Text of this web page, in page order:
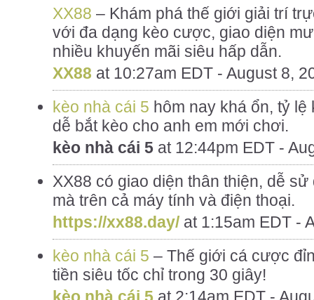
XX88 – Khám phá thế giới giải trí
với đa dạng kèo cược, giao diện
nhiều khuyến mãi siêu hấp dẫn.
XX88 at 10:27am EDT - August 8,
kèo nhà cái 5 hôm nay khá ổn, tỷ
dễ bắt kèo cho anh em mới chơi.
kèo nhà cái 5 at 12:44pm EDT -
XX88 có giao diện thân thiện, dễ
mà trên cả máy tính và điện thoại.
https://xx88.day/ at 1:15am EDT -
kèo nhà cái 5 – Thế giới cá cược
tiền siêu tốc chỉ trong 30 giây!